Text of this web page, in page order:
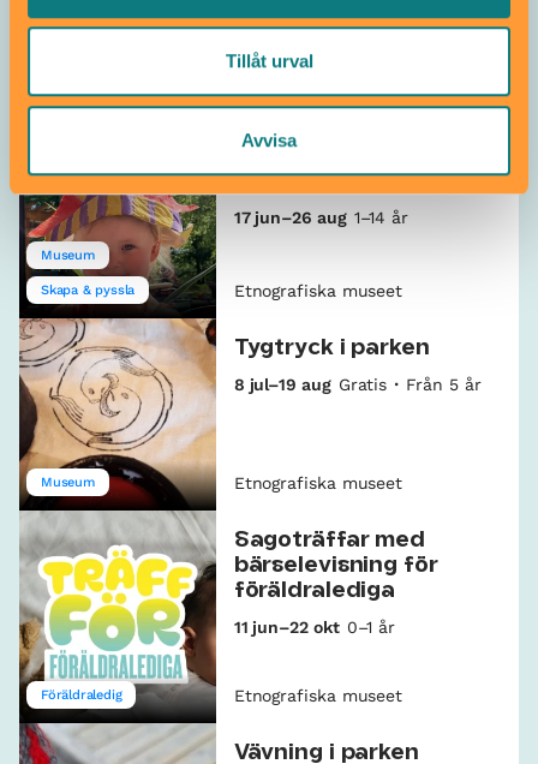
Tillåt urval
Avvisa
Sagostund Etnografiska museet
Museum
Skapa & pyssla
samurajhjälm
17 jun–26 aug 1–14 år
Etnografiska museet
Museum
Tygtryck i parken
8 jul–19 aug Gratis Från 5 år
Etnografiska museet
Föräldraledig
Sagoträffar med
bärselevisning för
föräldralediga
11 jun–22 okt 0–1 år
Etnografiska museet
Vävning i parken